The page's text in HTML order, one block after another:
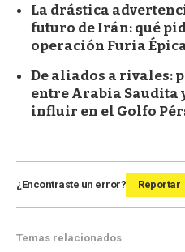
La drástica
futuro de Irán: qué
operación Furia
De aliados a rivales:
entre Arabia Saudita
influir en el Golfo
¿Encontraste un error? Reportar
Temas relacionados